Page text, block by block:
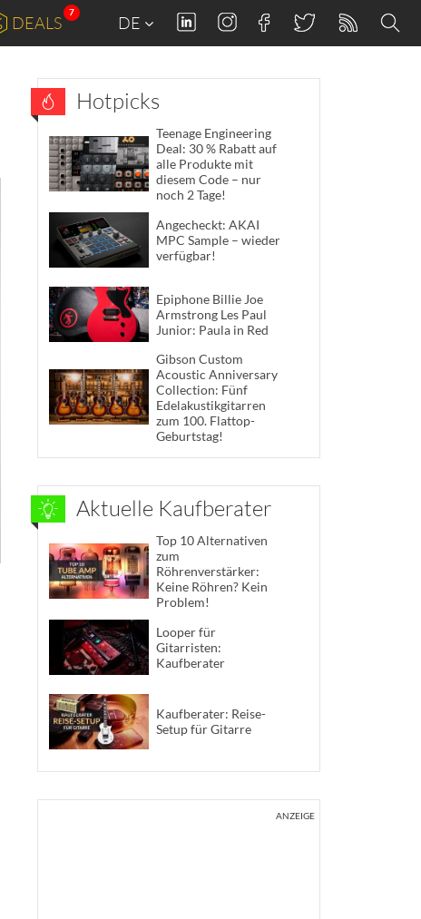
DEALS
7
DE
Hotpicks
Teenage Engineering
Deal: 30 % Rabatt auf
alle Produkte mit
diesem Code – nur
noch 2 Tage!
Angecheckt: AKAI
MPC Sample – wieder
verfügbar!
Epiphone Billie Joe
Armstrong Les Paul
Junior: Paula in Red
Gibson Custom
Acoustic Anniversary
Collection: Fünf
Edelakustikgitarren
zum 100. Flattop-
Geburtstag!
Aktuelle Kaufberater
Top 10 Alternativen
zum
Röhrenverstärker:
Keine Röhren? Kein
Problem!
Looper für
Gitarristen:
Kaufberater
Kaufberater: Reise-
Setup für Gitarre
ANZEIGE